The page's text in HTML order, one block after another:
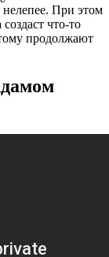
нелепее. При этом
что-то
продолжают